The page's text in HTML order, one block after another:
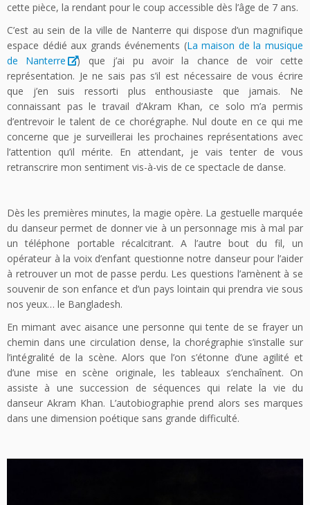
cette pièce, la rendant pour le coup accessible dès l’âge de 7 ans.
C’est au sein de la ville de Nanterre qui dispose d’un magnifique
espace dédié aux grands événements (La maison de la musique
de Nanterre
) que j’ai pu avoir la chance de voir cette
représentation. Je ne sais pas s’il est nécessaire de vous écrire
que j’en suis ressorti plus enthousiaste que jamais. Ne
connaissant pas le travail d’Akram Khan, ce solo m’a permis
d’entrevoir le talent de ce chorégraphe. Nul doute en ce qui me
concerne que je surveillerai les prochaines représentations avec
l’attention qu’il mérite. En attendant, je vais tenter de vous
retranscrire mon sentiment vis-à-vis de ce spectacle de danse.
Dès les premières minutes, la magie opère. La gestuelle marquée
du danseur permet de donner vie à un personnage mis à mal par
un téléphone portable récalcitrant. A l’autre bout du fil, un
opérateur à la voix d’enfant questionne notre danseur pour l’aider
à retrouver un mot de passe perdu. Les questions l’amènent à se
souvenir de son enfance et d’un pays lointain qui prendra vie sous
nos yeux… le Bangladesh.
En mimant avec aisance une personne qui tente de se frayer un
chemin dans une circulation dense, la chorégraphie s’installe sur
l’intégralité de la scène. Alors que l’on s’étonne d’une agilité et
d’une mise en scène originale, les tableaux s’enchaînent. On
assiste à une succession de séquences qui relate la vie du
danseur Akram Khan. L’autobiographie prend alors ses marques
dans une dimension poétique sans grande difficulté.